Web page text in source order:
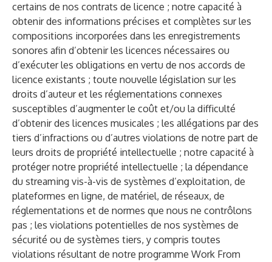
certains de nos contrats de licence ; notre capacité à
obtenir des informations précises et complètes sur les
compositions incorporées dans les enregistrements
sonores afin d’obtenir les licences nécessaires ou
d’exécuter les obligations en vertu de nos accords de
licence existants ; toute nouvelle législation sur les
droits d’auteur et les réglementations connexes
susceptibles d’augmenter le coût et/ou la difficulté
d’obtenir des licences musicales ; les allégations par des
tiers d’infractions ou d’autres violations de notre part de
leurs droits de propriété intellectuelle ; notre capacité à
protéger notre propriété intellectuelle ; la dépendance
du streaming vis-à-vis de systèmes d’exploitation, de
plateformes en ligne, de matériel, de réseaux, de
réglementations et de normes que nous ne contrôlons
pas ; les violations potentielles de nos systèmes de
sécurité ou de systèmes tiers, y compris toutes
violations résultant de notre programme Work From